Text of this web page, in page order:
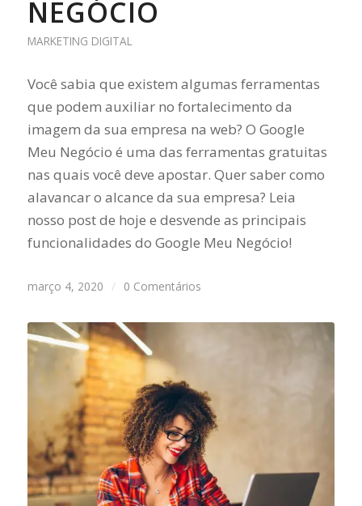
NEGÓCIO
MARKETING DIGITAL
Você sabia que existem algumas ferramentas
que podem auxiliar no fortalecimento da
imagem da sua empresa na web? O Google
Meu Negócio é uma das ferramentas gratuitas
nas quais você deve apostar. Quer saber como
alavancar o alcance da sua empresa? Leia
nosso post de hoje e desvende as principais
funcionalidades do Google Meu Negócio!
março 4, 2020 / 0 Comentários